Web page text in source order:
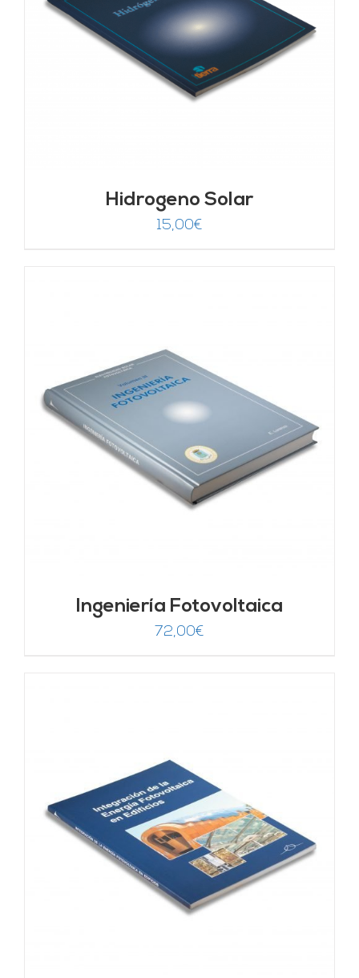
Hidrogeno Solar
15,00€
Ingeniería Fotovoltaica
72,00€